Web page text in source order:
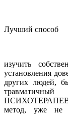
Лучший способ
изучить
установления
других людей,
метод, уже не